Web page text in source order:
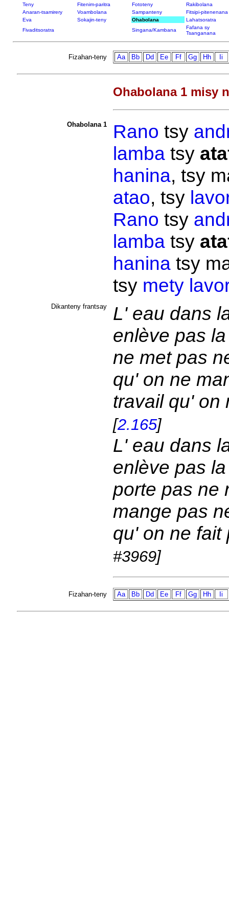
Teny Fitenim-paritra Fototeny
Rakibolana
Anaran-tsamirery
Voambolana Sampanteny
Fitsipi-pitenenana
Eva
Sokajin-teny Ohabolana
Lahatsoratra
Fivaditsoratra
Singana/Kambana
Fafana sy
Tsanganana
Fizahan-teny Aa Bb Dd Ee Ff Gg Hh Ii
Ohabolana 1 misy
Ohabolana 1 Rano tsy
lambatsy
hanina, tsy
atao, tsy
Rano tsy
lambatsy
haninatsy
tsy mety
Dikanteny frantsay
L' eau dans
enlève pas
ne met pas
qu' on ne
travail qu' on
[2.165]
L' eau dans
enlève pas
porte pas ne
mange pas
qu' on ne
#3969]
Fizahan-teny Aa Bb Dd Ee Ff Gg Hh Ii